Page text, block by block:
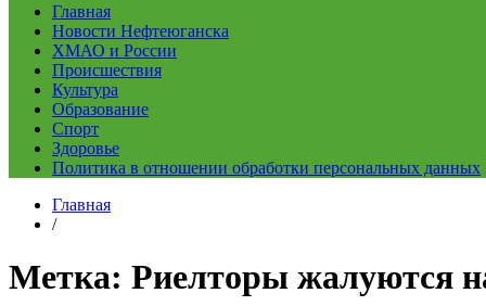
Главная
Новости Нефтеюганска
ХМАО и России
Происшествия
Культура
Образование
Спорт
Здоровье
Политика в отношении обработки персональных данных
Главная
/
Метка: Риелторы жалуются